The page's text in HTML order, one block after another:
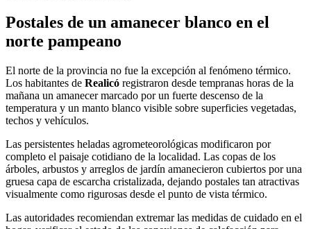
Postales de un amanecer blanco en el
norte pampeano
El norte de la provincia no fue la excepción al fenómeno térmico.
Los habitantes de Realicó registraron desde tempranas horas de la
mañana un amanecer marcado por un fuerte descenso de la
temperatura y un manto blanco visible sobre superficies vegetadas,
techos y vehículos.
Las persistentes heladas agrometeorológicas modificaron por
completo el paisaje cotidiano de la localidad. Las copas de los
árboles, arbustos y arreglos de jardín amanecieron cubiertos por una
gruesa capa de escarcha cristalizada, dejando postales tan atractivas
visualmente como rigurosas desde el punto de vista térmico.
Las autoridades recomiendan extremar las medidas de cuidado en el